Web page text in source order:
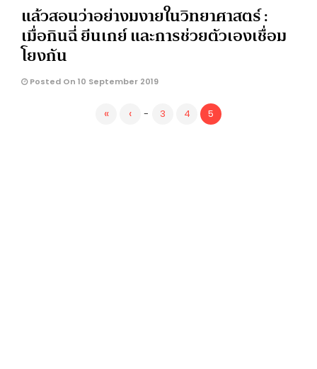
แล้วสอนว่าอย่างมงายในวิทยาศาสตร์ :
เมื่อกินฉี่ ยีนเกย์ และการช่วยตัวเองเชื่อม
โยงกัน
Posted On 10 September 2019
« ‹ - 3 4 5